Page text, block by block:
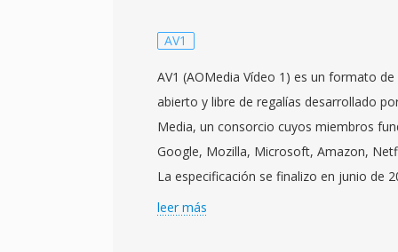
AV1
AV1 (AOMedia Vídeo 1) es un formato
abierto y libre de regalías desarrollado
Media, un consorcio cuyos miembros
Google, Mozilla, Microsoft, Amazon,
La especificación se finalizo en junio de
proporcionar un códec de vídeo de
leer más